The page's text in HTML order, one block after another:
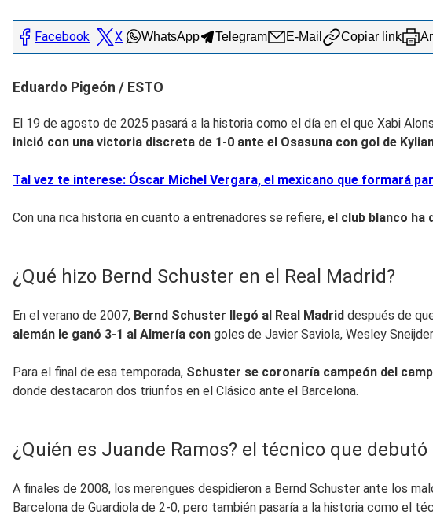
Facebook X WhatsApp Telegram E-Mail Copiar link
Eduardo Pigeón / ESTO
El 19 de agosto de 2025 pasará a la historia como el día en el que Xabi
inició con una victoria discreta de 1-0 ante el Osasuna con gol de
Tal vez te interese: Óscar Michel Vergara, el mexicano que formará
Con una rica historia en cuanto a entrenadores se refiere, el club blanco ha
¿Qué hizo Bernd Schuster en el Real Madrid?
En el verano de 2007, Bernd Schuster llegó al Real Madrid después de
alemán le ganó 3-1 al Almería con goles de Javier Saviola, Wesley
Para el final de esa temporada, Schuster se coronaría campeón del
donde destacaron dos triunfos en el Clásico ante el Barcelona.
¿Quién es Juande Ramos? el técnico que
A finales de 2008, los merengues despidieron a Bernd Schuster ante los
Barcelona de Guardiola de 2-0, pero también pasaría a la historia como el